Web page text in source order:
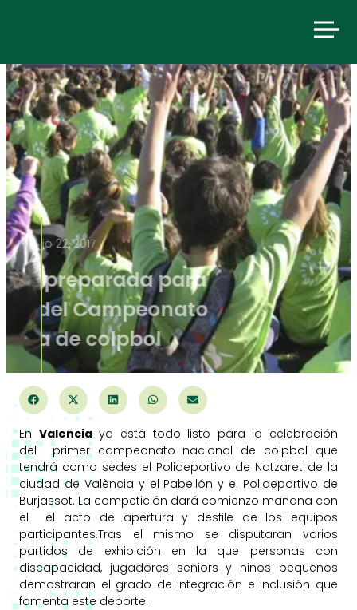
junio 22, 2017
Valencia, preparada para
disfrutar del Campeonato
de España de colpbol
En Valenciaya está todo listo para la celebración
del primer campeonato nacional de colpbol que
tendrá como sedes el Polideportivo de Natzaret de la
ciudad de València y el Pabellón y el Polideportivo de
Burjassot. La competición dará comienzo mañana con
el el acto de apertura y desfile de los equipos
participantes.Tras el mismo se disputaran varios
partidos de exhibición en la que personas con
discapacidad, jugadores seniors y niños pequeños
demostraran el grado de integración e inclusión que
fomenta este deporte.